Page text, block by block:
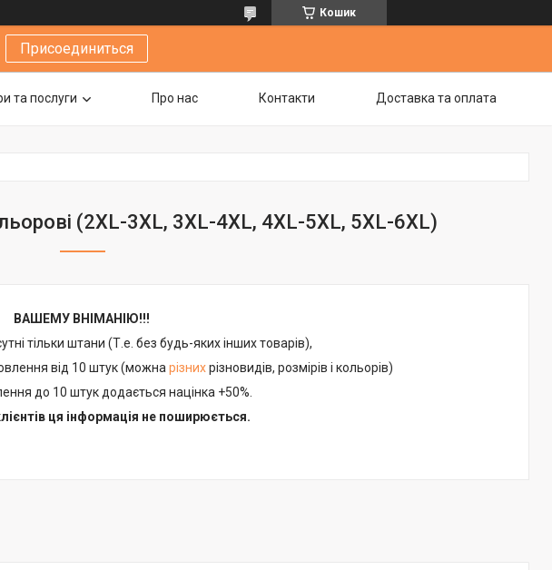
Кошик
Присоединиться
та послуги Про нас Контакти Доставка та оплата
(2XL-3XL, 3XL-4XL, 4XL-5XL, 5XL-6XL)
ВАШЕМУ ВНІМАНІЮ!!!
тільки штани (Т.е. без будь-яких інших товарів),
від 10 штук (можна різнихрізновидів, розмірів і кольорів)
до 10 штук додається націнка +50%.
ця інформація не поширюється.